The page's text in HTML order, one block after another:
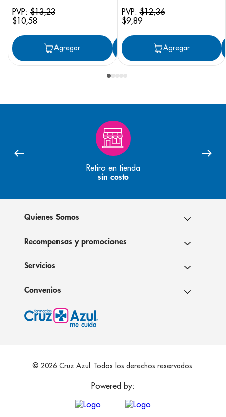
PVP: $13,23
$10,58
Agregar Agregar
PVP:$12,36
$9,89
Agregar
Retiro en tienda
sin costo
Quienes Somos
Recompensas y promociones
Servicios
Convenios
© 2026 Cruz Azul. Todos los derechos reservados.
Powered by: